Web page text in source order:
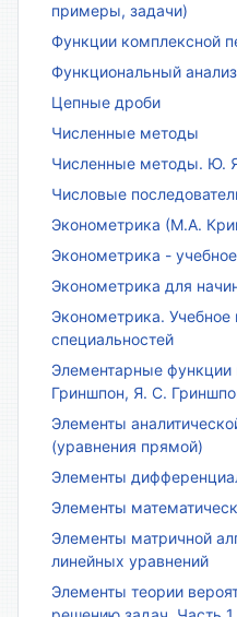
примеры, задачи)
Функции комплексной
Функциональный анализ
Цепные дроби
Численные методы
Численные методы. Ю.
Числовые
Эконометрика (М.А.
Эконометрика -
Эконометрика для
Эконометрика.
специальностей
Элементарные функции
Гриншпон, Я. С.
Элементы
(уравнения прямой)
Элементы
Элементы
Элементы матричной
линейных уравнений
Элементы теории